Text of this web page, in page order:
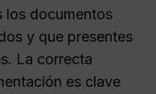
los documentos
y que presentes
La correcta
es clave